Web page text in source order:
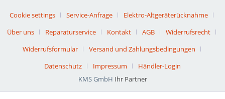
Cookie settings Service-Anfrage
Elektro-Altgeräterücknahme
Über uns
Reparaturservice Kontakt AGB
Widerrufsrecht
Widerrufsformular
Versand und Zahlungsbedingungen
Datenschutz
Impressum
Händler-Login
KMS GmbH Ihr Partner